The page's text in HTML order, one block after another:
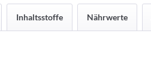
Inhaltsstoffe Nährwerte